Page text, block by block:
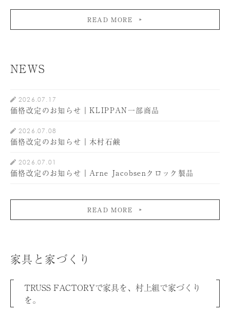
READ MORE
NEWS
2026.07.17
価格改定のお知らせ｜KLIPPAN一部商品
2026.07.08
価格改定のお知らせ｜木村石鹸
2026.07.01
価格改定のお知らせ｜Arne Jacobsenクロック製品
READ MORE
家具と家づくり
TRUSS FACTORYで家具を、村上組で家づくり
を。